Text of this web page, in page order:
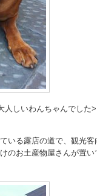
人しいわんちゃんでした>
いる露店の道で、観光
のお土産物屋さんが置